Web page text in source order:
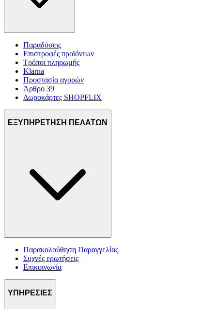
Παραδόσεις
Επιστροφές προϊόντων
Τρόποι πληρωμής
Klarna
Προστασία αγορών
Άρθρο 39
Δωροκάρτες SHOPFLIX
ΕΞΥΠΗΡΕΤΗΣΗ ΠΕΛΑΤΩΝ
Παρακολούθηση Παραγγελίας
Συχνές ερωτήσεις
Επικοινωνία
ΥΠΗΡΕΣΙΕΣ